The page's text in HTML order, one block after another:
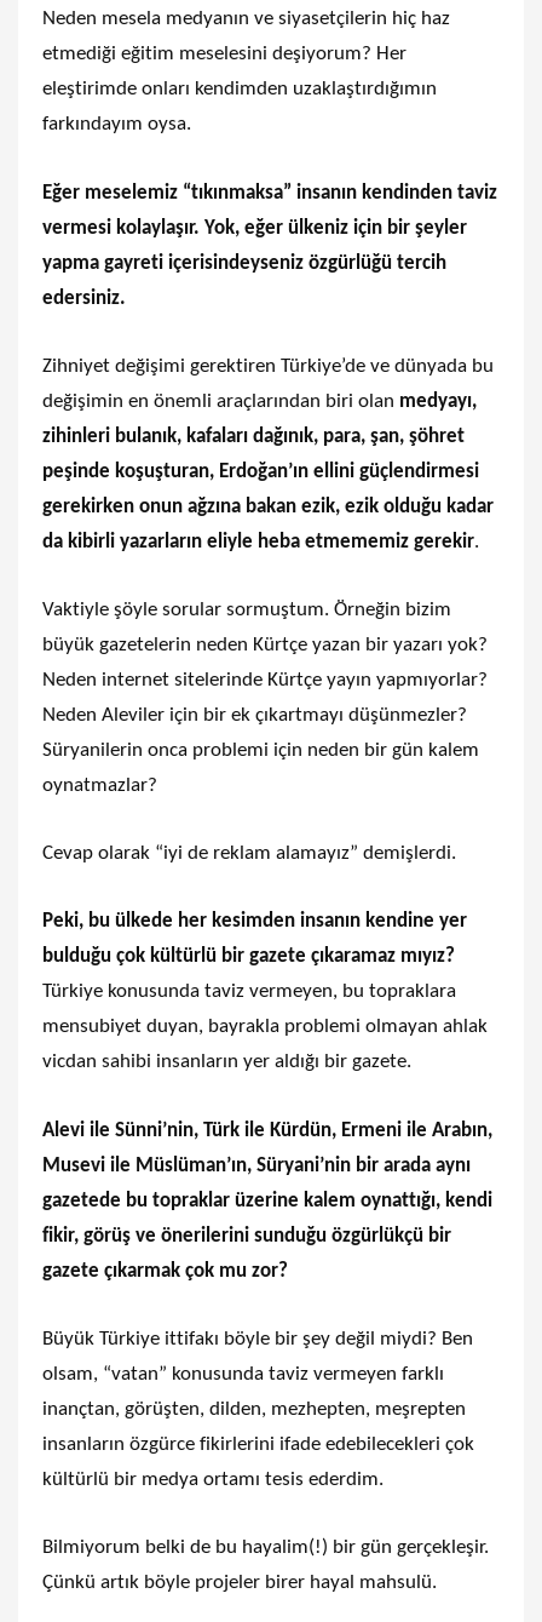
Neden mesela medyanın ve siyasetçilerin hiç haz
etmediği eğitim meselesini deşiyorum? Her
eleştirimde onları kendimden uzaklaştırdığımın
farkındayım oysa.
Eğer meselemiz “tıkınmaksa” insanın kendinden taviz
vermesi kolaylaşır. Yok, eğer ülkeniz için bir şeyler
yapma gayreti içerisindeyseniz özgürlüğü tercih
edersiniz.
Zihniyet değişimi gerektiren Türkiye’de ve dünyada bu
değişimin en önemli araçlarından biri olan medyayı,
zihinleri bulanık, kafaları dağınık, para, şan, şöhret
peşinde koşuşturan, Erdoğan’ın ellini güçlendirmesi
gerekirken onun ağzına bakan ezik, ezik olduğu kadar
da kibirli yazarların eliyle heba etmememiz gerekir.
Vaktiyle şöyle sorular sormuştum. Örneğin bizim
büyük gazetelerin neden Kürtçe yazan bir yazarı yok?
Neden internet sitelerinde Kürtçe yayın yapmıyorlar?
Neden Aleviler için bir ek çıkartmayı düşünmezler?
Süryanilerin onca problemi için neden bir gün kalem
oynatmazlar?
Cevap olarak “iyi de reklam alamayız” demişlerdi.
Peki, bu ülkede her kesimden insanın kendine yer
bulduğu çok kültürlü bir gazete çıkaramaz mıyız?
Türkiye konusunda taviz vermeyen, bu topraklara
mensubiyet duyan, bayrakla problemi olmayan ahlak
vicdan sahibi insanların yer aldığı bir gazete.
Alevi ile Sünni’nin, Türk ile Kürdün, Ermeni ile Arabın,
Musevi ile Müslüman’ın, Süryani’nin bir arada aynı
gazetede bu topraklar üzerine kalem oynattığı, kendi
fikir, görüş ve önerilerini sunduğu özgürlükçü bir
gazete çıkarmak çok mu zor?
Büyük Türkiye ittifakı böyle bir şey değil miydi? Ben
olsam, “vatan” konusunda taviz vermeyen farklı
inançtan, görüşten, dilden, mezhepten, meşrepten
insanların özgürce fikirlerini ifade edebilecekleri çok
kültürlü bir medya ortamı tesis ederdim.
Bilmiyorum belki de bu hayalim(!) bir gün gerçekleşir.
Çünkü artık böyle projeler birer hayal mahsulü.